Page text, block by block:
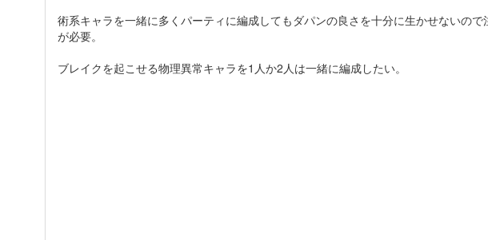
術系キャラを一緒に多くパーティに編成してもダパンの良さを十分に生かせないので
が必要。
ブレイクを起こせる物理異常キャラを1人か2人は一緒に編成したい。